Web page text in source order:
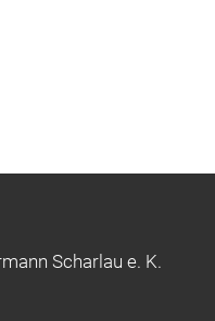
Scharlau e. K.